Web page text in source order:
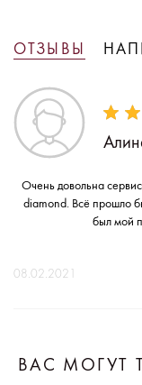
ОТЗЫВЫ
Очень довольна
diamond. Всё прошло
был мой
08.02.2021
ВАС МОГУТ